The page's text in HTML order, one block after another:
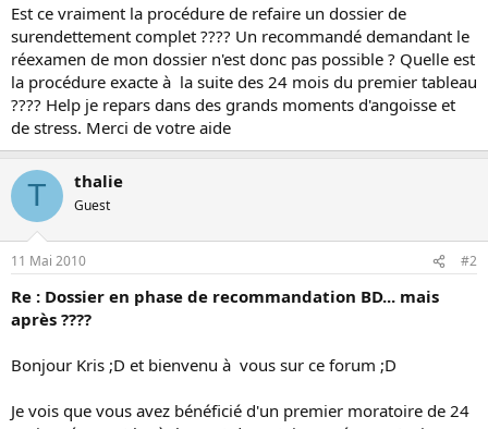
Est ce vraiment la procédure de refaire un dossier de
surendettement complet ???? Un recommandé demandant le
réexamen de mon dossier n'est donc pas possible ? Quelle est
la procédure exacte à la suite des 24 mois du premier tableau
???? Help je repars dans des grands moments d'angoisse et
de stress. Merci de votre aide
T thalie
Guest
11 Mai 2010 #2
Re : Dossier en phase de recommandation BD... mais
après ????
Bonjour Kris ;D et bienvenu à vous sur ce forum ;D
Je vois que vous avez bénéficié d'un premier moratoire de 24